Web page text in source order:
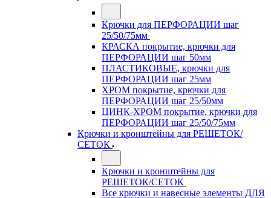
Крючки для ПЕРФОРАЦИИ шаг
25/50/75мм
КРАСКА покрытие, крючки для
ПЕРФОРАЦИИ шаг 50мм
ПЛАСТИКОВЫЕ, крючки для
ПЕРФОРАЦИИ шаг 25мм
ХРОМ покрытие, крючки для
ПЕРФОРАЦИИ шаг 25/50мм
ЦИНК-ХРОМ покрытие, крючки для
ПЕРФОРАЦИИ шаг 25/50/75мм
Крючки и кронштейны для РЕШЕТОК/
СЕТОК
Крючки и кронштейны для
РЕШЕТОК/СЕТОК
Все крючки и навесные элементы ДЛЯ